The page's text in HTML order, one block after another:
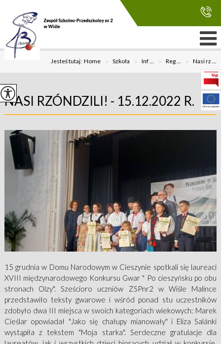
Jesteś tutaj:Home > Szkoła > Inf ... > Reg ... > Nasi rz ...
NASI RZÓNDZILI! - 15.12.2022 R.
15 grudnia w Domu Narodowym w Cieszynie spotkali się laureaci
XVIII międzynarodowego Konkursu Gwar " Po cieszyńsku po obu
stronach Olzy". Sześcioro uczniów ZSPnr2 w Wiśle Malince
przedstawiło teksty gwarowe i wśród ponad stu uczestników
zdobyło dwa III miejsca w swoich kategoriach wiekowych: Marek
Cieślar opowiadał "Jako się chałupy mianowały" i Eliza Salánki
wystąpiła z tekstem "Moja starka". Serdeczne gratulacje dla